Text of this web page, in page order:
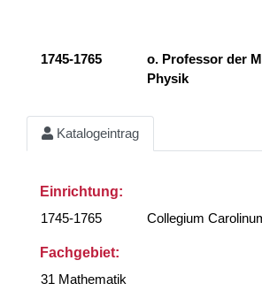
1745-1765
o. Professor der
Physik
Katalogeintrag
Einrichtung:
1745-1765
Collegium
Fachgebiet:
31 Mathematik